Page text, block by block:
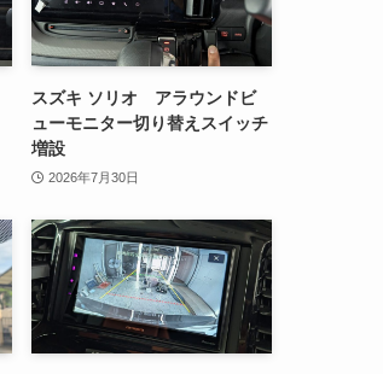
スズキ ソリオ アラウンドビ
ューモニター切り替えスイッチ
増設
2026年7月30日